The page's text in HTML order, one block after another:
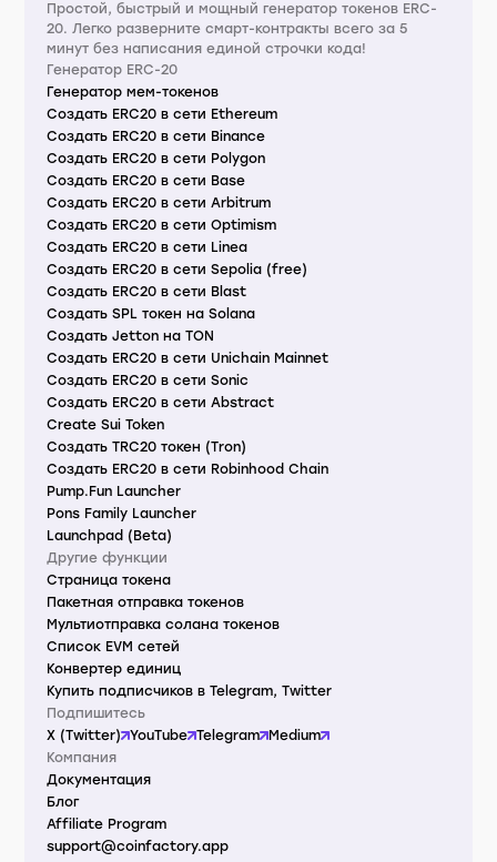
Простой, быстрый и мощный генератор токенов ERC-
20. Легко разверните смарт-контракты всего за 5
минут без написания единой строчки кода!
Генератор ERC-20
Генератор мем-токенов
Создать ERC20 в сети Ethereum
Создать ERC20 в сети Binance
Создать ERC20 в сети Polygon
Создать ERC20 в сети Base
Создать ERC20 в сети Arbitrum
Создать ERC20 в сети Optimism
Создать ERC20 в сети Linea
Создать ERC20 в сети Sepolia (free)
Создать ERC20 в сети Blast
Создать SPL токен на Solana
Создать Jetton на TON
Создать ERC20 в сети Unichain Mainnet
Создать ERC20 в сети Sonic
Создать ERC20 в сети Abstract
Create Sui Token
Создать TRC20 токен (Tron)
Создать ERC20 в сети Robinhood Chain
Pump.Fun Launcher
Pons Family Launcher
Launchpad (Beta)
Другие функции
Страница токена
Пакетная отправка токенов
Мультиотправка солана токенов
Список EVM сетей
Конвертер единиц
Купить подписчиков в Telegram, Twitter
Подпишитесь
X (Twitter) YouTube Telegram
Medium
Компания
Документация
Блог
Affiliate Program
support@coinfactory.app